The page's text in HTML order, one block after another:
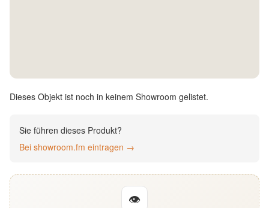
Deutsch
Dieses Objekt ist noch in keinem Showroom gelistet.
Sie führen dieses Produkt?
Bei showroom.fm eintragen →
👁